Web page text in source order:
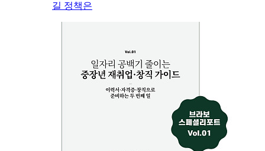
길 정책은